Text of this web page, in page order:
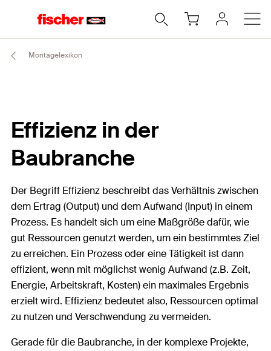
Montagelexikon
Effizienz in der
Baubranche
Der Begriff Effizienz beschreibt das Verhältnis zwischen
dem Ertrag (Output) und dem Aufwand (Input) in einem
Prozess. Es handelt sich um eine Maßgröße dafür, wie
gut Ressourcen genutzt werden, um ein bestimmtes Ziel
zu erreichen. Ein Prozess oder eine Tätigkeit ist dann
effizient, wenn mit möglichst wenig Aufwand (z.B. Zeit,
Energie, Arbeitskraft, Kosten) ein maximales Ergebnis
erzielt wird. Effizienz bedeutet also, Ressourcen optimal
zu nutzen und Verschwendung zu vermeiden.
Gerade für die Baubranche, in der komplexe Projekte,